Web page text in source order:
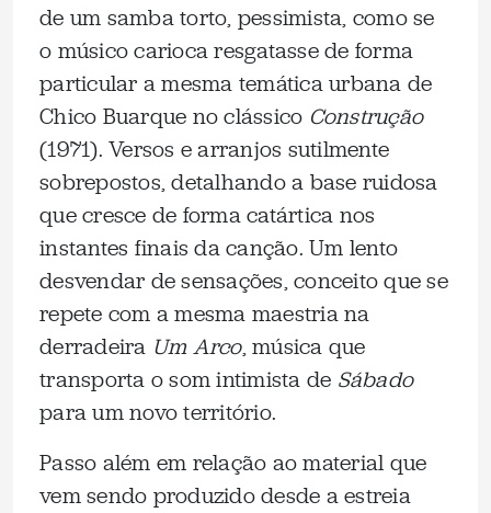
de um samba torto, pessimista, como se
o músico carioca resgatasse de forma
particular a mesma temática urbana de
Chico Buarque no clássico Construção
(1971). Versos e arranjos sutilmente
sobrepostos, detalhando a base ruidosa
que cresce de forma catártica nos
instantes finais da canção. Um lento
desvendar de sensações, conceito que se
repete com a mesma maestria na
derradeira Um Arco, música que
transporta o som intimista de Sábado
para um novo território.
Passo além em relação ao material que
vem sendo produzido desde a estreia